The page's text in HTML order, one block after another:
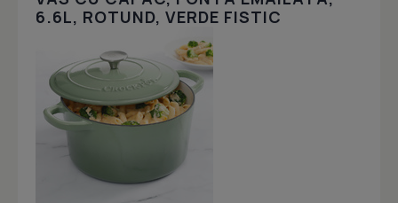
6.6L, ROTUND, VERDE FISTIC